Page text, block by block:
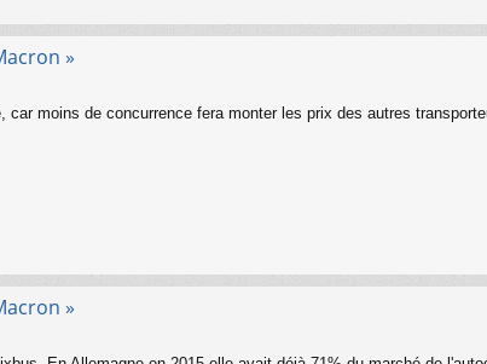
»
car moins de concurrence fera monter les prix des autres
»